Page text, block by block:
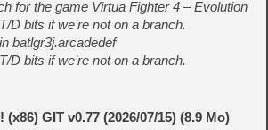
for the game Virtua Fighter 4 – Evolution
D bits if we’re not on a branch.
batlgr3j.arcadedef
D bits if we’re not on a branch.
GIT v0.77 (2026/07/15) (8.9 Mo)